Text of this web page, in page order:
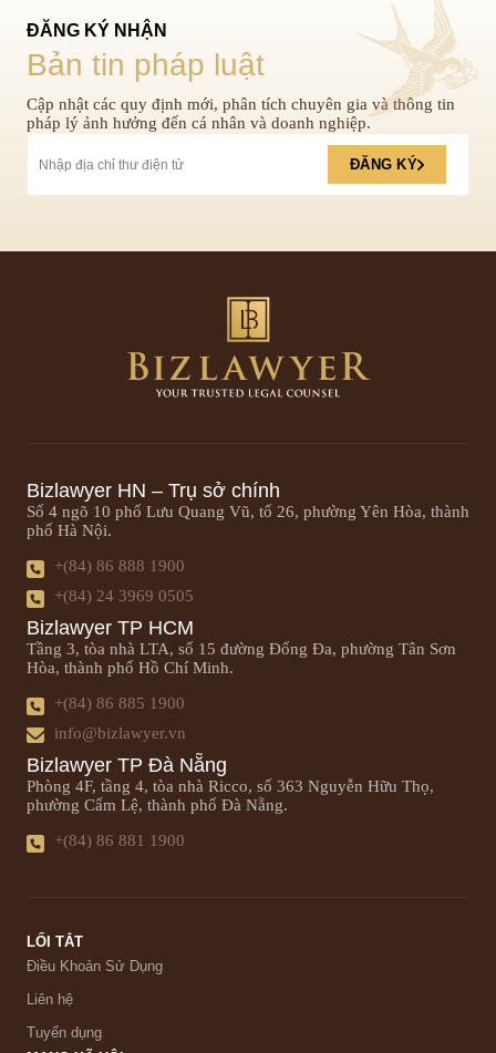
ĐĂNG KÝ NHẬN
Bản tin pháp luật
Cập nhật các quy định mới, phân tích chuyên gia và thông tin
pháp lý ảnh hưởng đến cá nhân và doanh nghiệp.
ĐĂNG KÝ
Bizlawyer HN – Trụ sở chính
Số 4 ngõ 10 phố Lưu Quang Vũ, tổ 26, phường Yên Hòa, thành
phố Hà Nội.
+(84) 86 888 1900
+(84) 24 3969 0505
Bizlawyer TP HCM
Tầng 3, tòa nhà LTA, số 15 đường Đống Đa, phường Tân Sơn
Hòa, thành phố Hồ Chí Minh.
+(84) 86 885 1900
info@bizlawyer.vn
Bizlawyer TP Đà Nẵng
Phòng 4F, tầng 4, tòa nhà Ricco, số 363 Nguyễn Hữu Thọ,
phường Cẩm Lệ, thành phố Đà Nẵng.
+(84) 86 881 1900
LỐI TẮT
Điều Khoản Sử Dụng
Liên hệ
Tuyển dụng